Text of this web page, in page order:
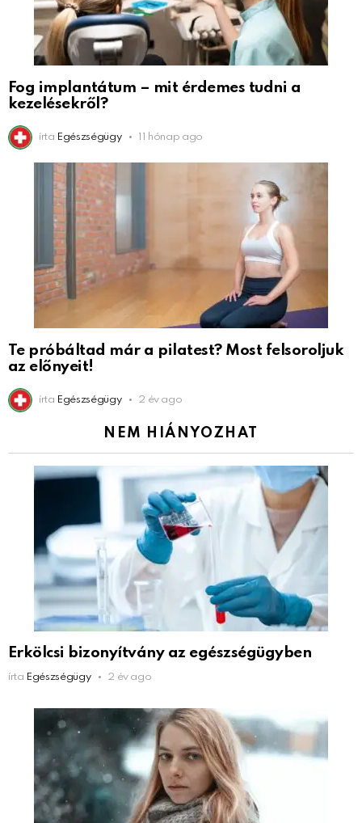
Fog implantátum – mit érdemes tudni a
kezelésekről?
írta Egészségügy 11 hónap ago
Te próbáltad már a pilatest? Most felsoroljuk
az előnyeit!
írta Egészségügy 2 év ago
NEM HIÁNYOZHAT
Erkölcsi bizonyítvány az egészségügyben
írta Egészségügy 2 év ago